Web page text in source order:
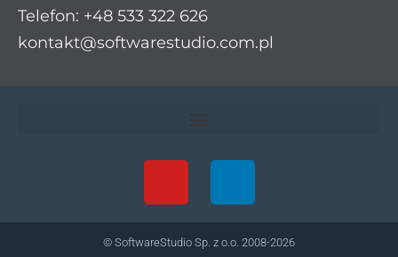
Telefon: +48 533 322 626
kontakt@softwarestudio.com.pl
© SoftwareStudio Sp. z o.o. 2008-2026